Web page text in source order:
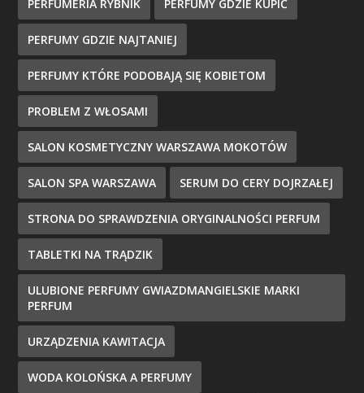
PERFUMERIA RYBNIK PERFUMY GDZIE KUPIĆ
PERFUMY GDZIE NAJTANIEJ
PERFUMY KTÓRE PODOBAJĄ SIĘ KOBIETOM
PROBLEM Z WŁOSAMI
SALON KOSMETYCZNY WARSZAWA MOKOTÓW
SALON SPA WARSZAWA SERUM DO CERY DOJRZAŁEJ
STRONA DO SPRAWDZENIA ORYGINALNOŚCI PERFUM
TABLETKI NA TRĄDZIK
ULUBIONE PERFUMY GWIAZDMANGIELSKIE MARKI
PERFUM
URZĄDZENIA KAWITACJA
WODA KOLOŃSKA A PERFUMY